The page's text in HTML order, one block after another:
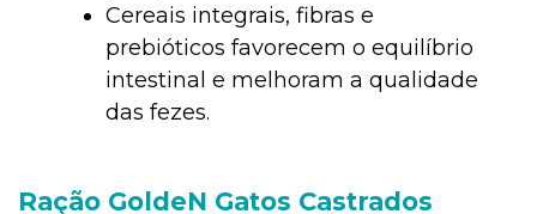
Cereais integrais, fibras e
prebióticos favorecem o equilíbrio
intestinal e melhoram a qualidade
das fezes.
Ração GoldeN Gatos Castrados